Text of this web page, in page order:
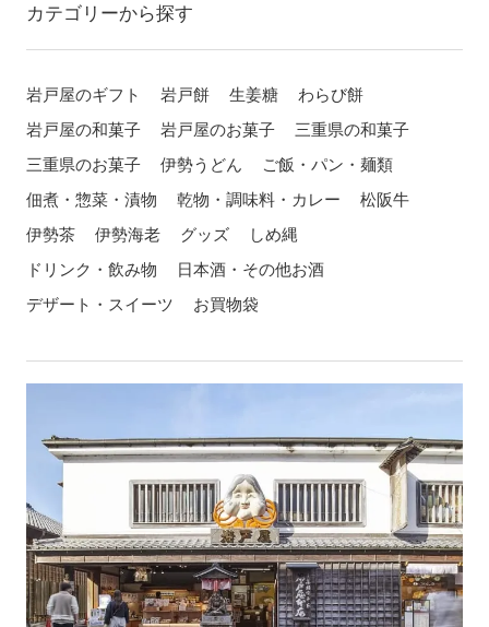
カテゴリーから探す
岩戸屋のギフト 岩戸餅 生姜糖
わらび餅
岩戸屋の和菓子
岩戸屋のお菓子
三重県の和菓子
三重県のお菓子
伊勢うどん
ご飯・パン・麺類
佃煮・惣菜・漬物
乾物・調味料・カレー
松阪牛
伊勢茶
伊勢海老 グッズ
しめ縄
ドリンク・飲み物
日本酒・その他お酒
デザート・スイーツ
お買物袋